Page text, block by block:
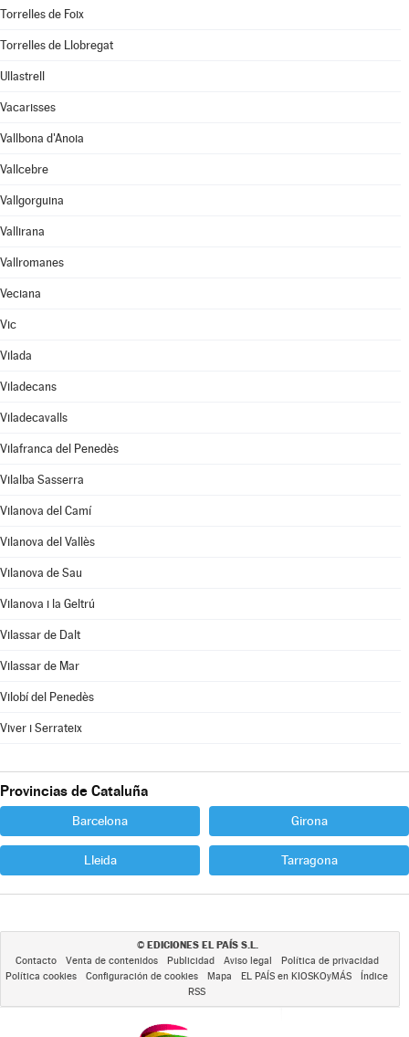
Torrelles de Foix
Torrelles de Llobregat
Ullastrell
Vacarisses
Vallbona d'Anoia
Vallcebre
Vallgorguina
Vallirana
Vallromanes
Veciana
Vic
Vilada
Viladecans
Viladecavalls
Vilafranca del Penedès
Vilalba Sasserra
Vilanova del Camí
Vilanova del Vallès
Vilanova de Sau
Vilanova i la Geltrú
Vilassar de Dalt
Vilassar de Mar
Vilobí del Penedès
Viver i Serrateix
Provincias de Cataluña
Barcelona Girona
Lleida Tarragona
© EDICIONES EL PAÍS S.L.
Contacto Venta de contenidos Publicidad Aviso legal
Política de privacidad
Política cookies
Configuración de cookies Mapa EL PAÍS en KIOSKOyMÁS
Índice
RSS